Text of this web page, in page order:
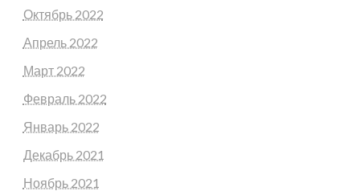
Октябрь 2022
Апрель 2022
Март 2022
Февраль 2022
Январь 2022
Декабрь 2021
Ноябрь 2021